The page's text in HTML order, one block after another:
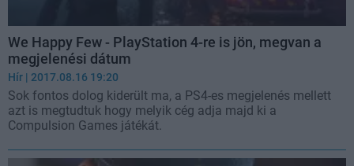
We Happy Few - PlayStation 4-re is jön, megvan a
megjelenési dátum
Hír | 2017.08.16 19:20
Sok fontos dolog kiderült ma, a PS4-es megjelenés mellett
azt is megtudtuk hogy melyik cég adja majd ki a
Compulsion Games játékát.